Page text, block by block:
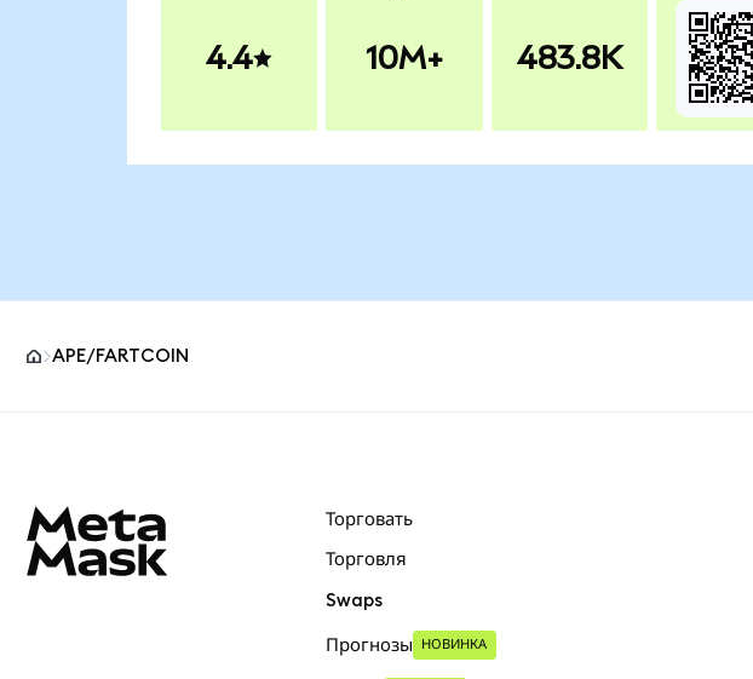
4.4 10M+ 483.8K
APE/FARTCOIN
Торговать
Торговля
Swaps
Прогнозы НОВИНКА